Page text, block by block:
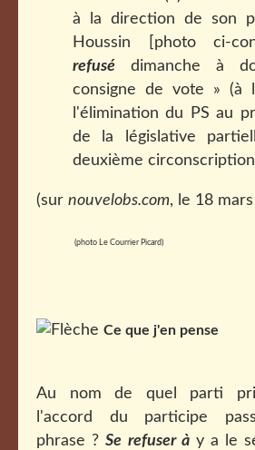
à la direction de son
Houssin [photo ci-
refusé dimanche à
consigne de vote » (à
l'élimination du PS au
de la législative
deuxième
(sur nouvelobs.com, le 18
(photo Le Courrier Picard)
Ce que j'en pense
Au nom de quel parti
l'accord du participe
phrase ?Se refuser ày a le